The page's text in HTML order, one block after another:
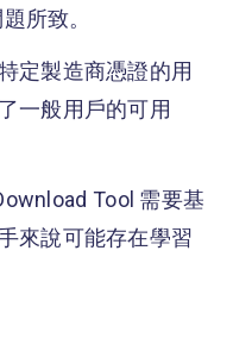
所致。
定製造商憑證的用
一般用戶的可用
Tool 需要基
來說可能存在學習